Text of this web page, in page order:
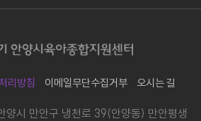
리방침 이메일무단수집거부 오시는 길
시 만안구 냉천로 39(안양동) 만안평생